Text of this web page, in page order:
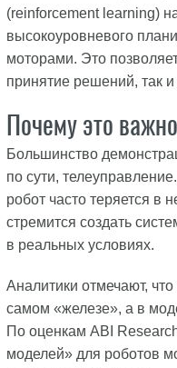
(reinforcement learning)
высокоуровневого
моторами. Это
принятие решений, так
Почему это важно
Большинство
по сути,
робот часто теряется в
стремится создать
в реальных условиях.
Аналитики отмечают,
самом «железе», а в
По оценкам ABI
моделей» для роботов